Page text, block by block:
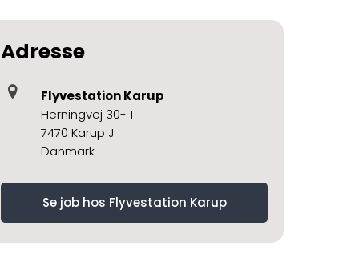
Adresse
Flyvestation Karup
Herningvej 30- 1
7470 Karup J
Danmark
Se job hos Flyvestation Karup